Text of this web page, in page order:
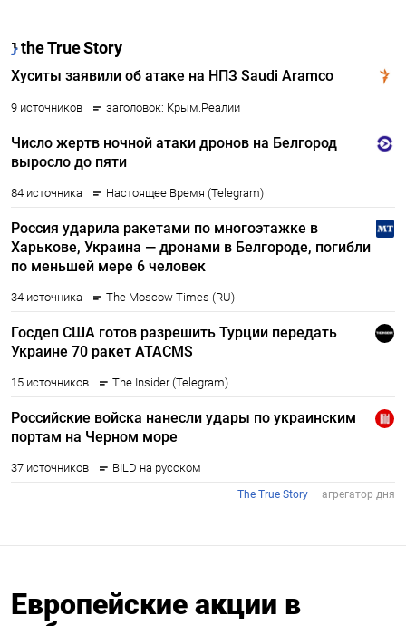
Европейские акции в